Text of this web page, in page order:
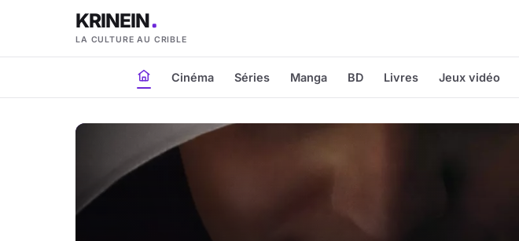
KRINEIN
LA CULTURE AU CRIBLE
Cinéma Séries Manga BD Livres Jeux vidéo